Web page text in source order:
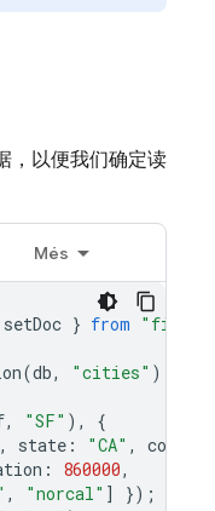
，以便我们确定读
Més
setDoc } from
(db, "cities" );
, "SF" ),
{
, state : "CA" ,
country
: 860000,
, "norcal" ]
});